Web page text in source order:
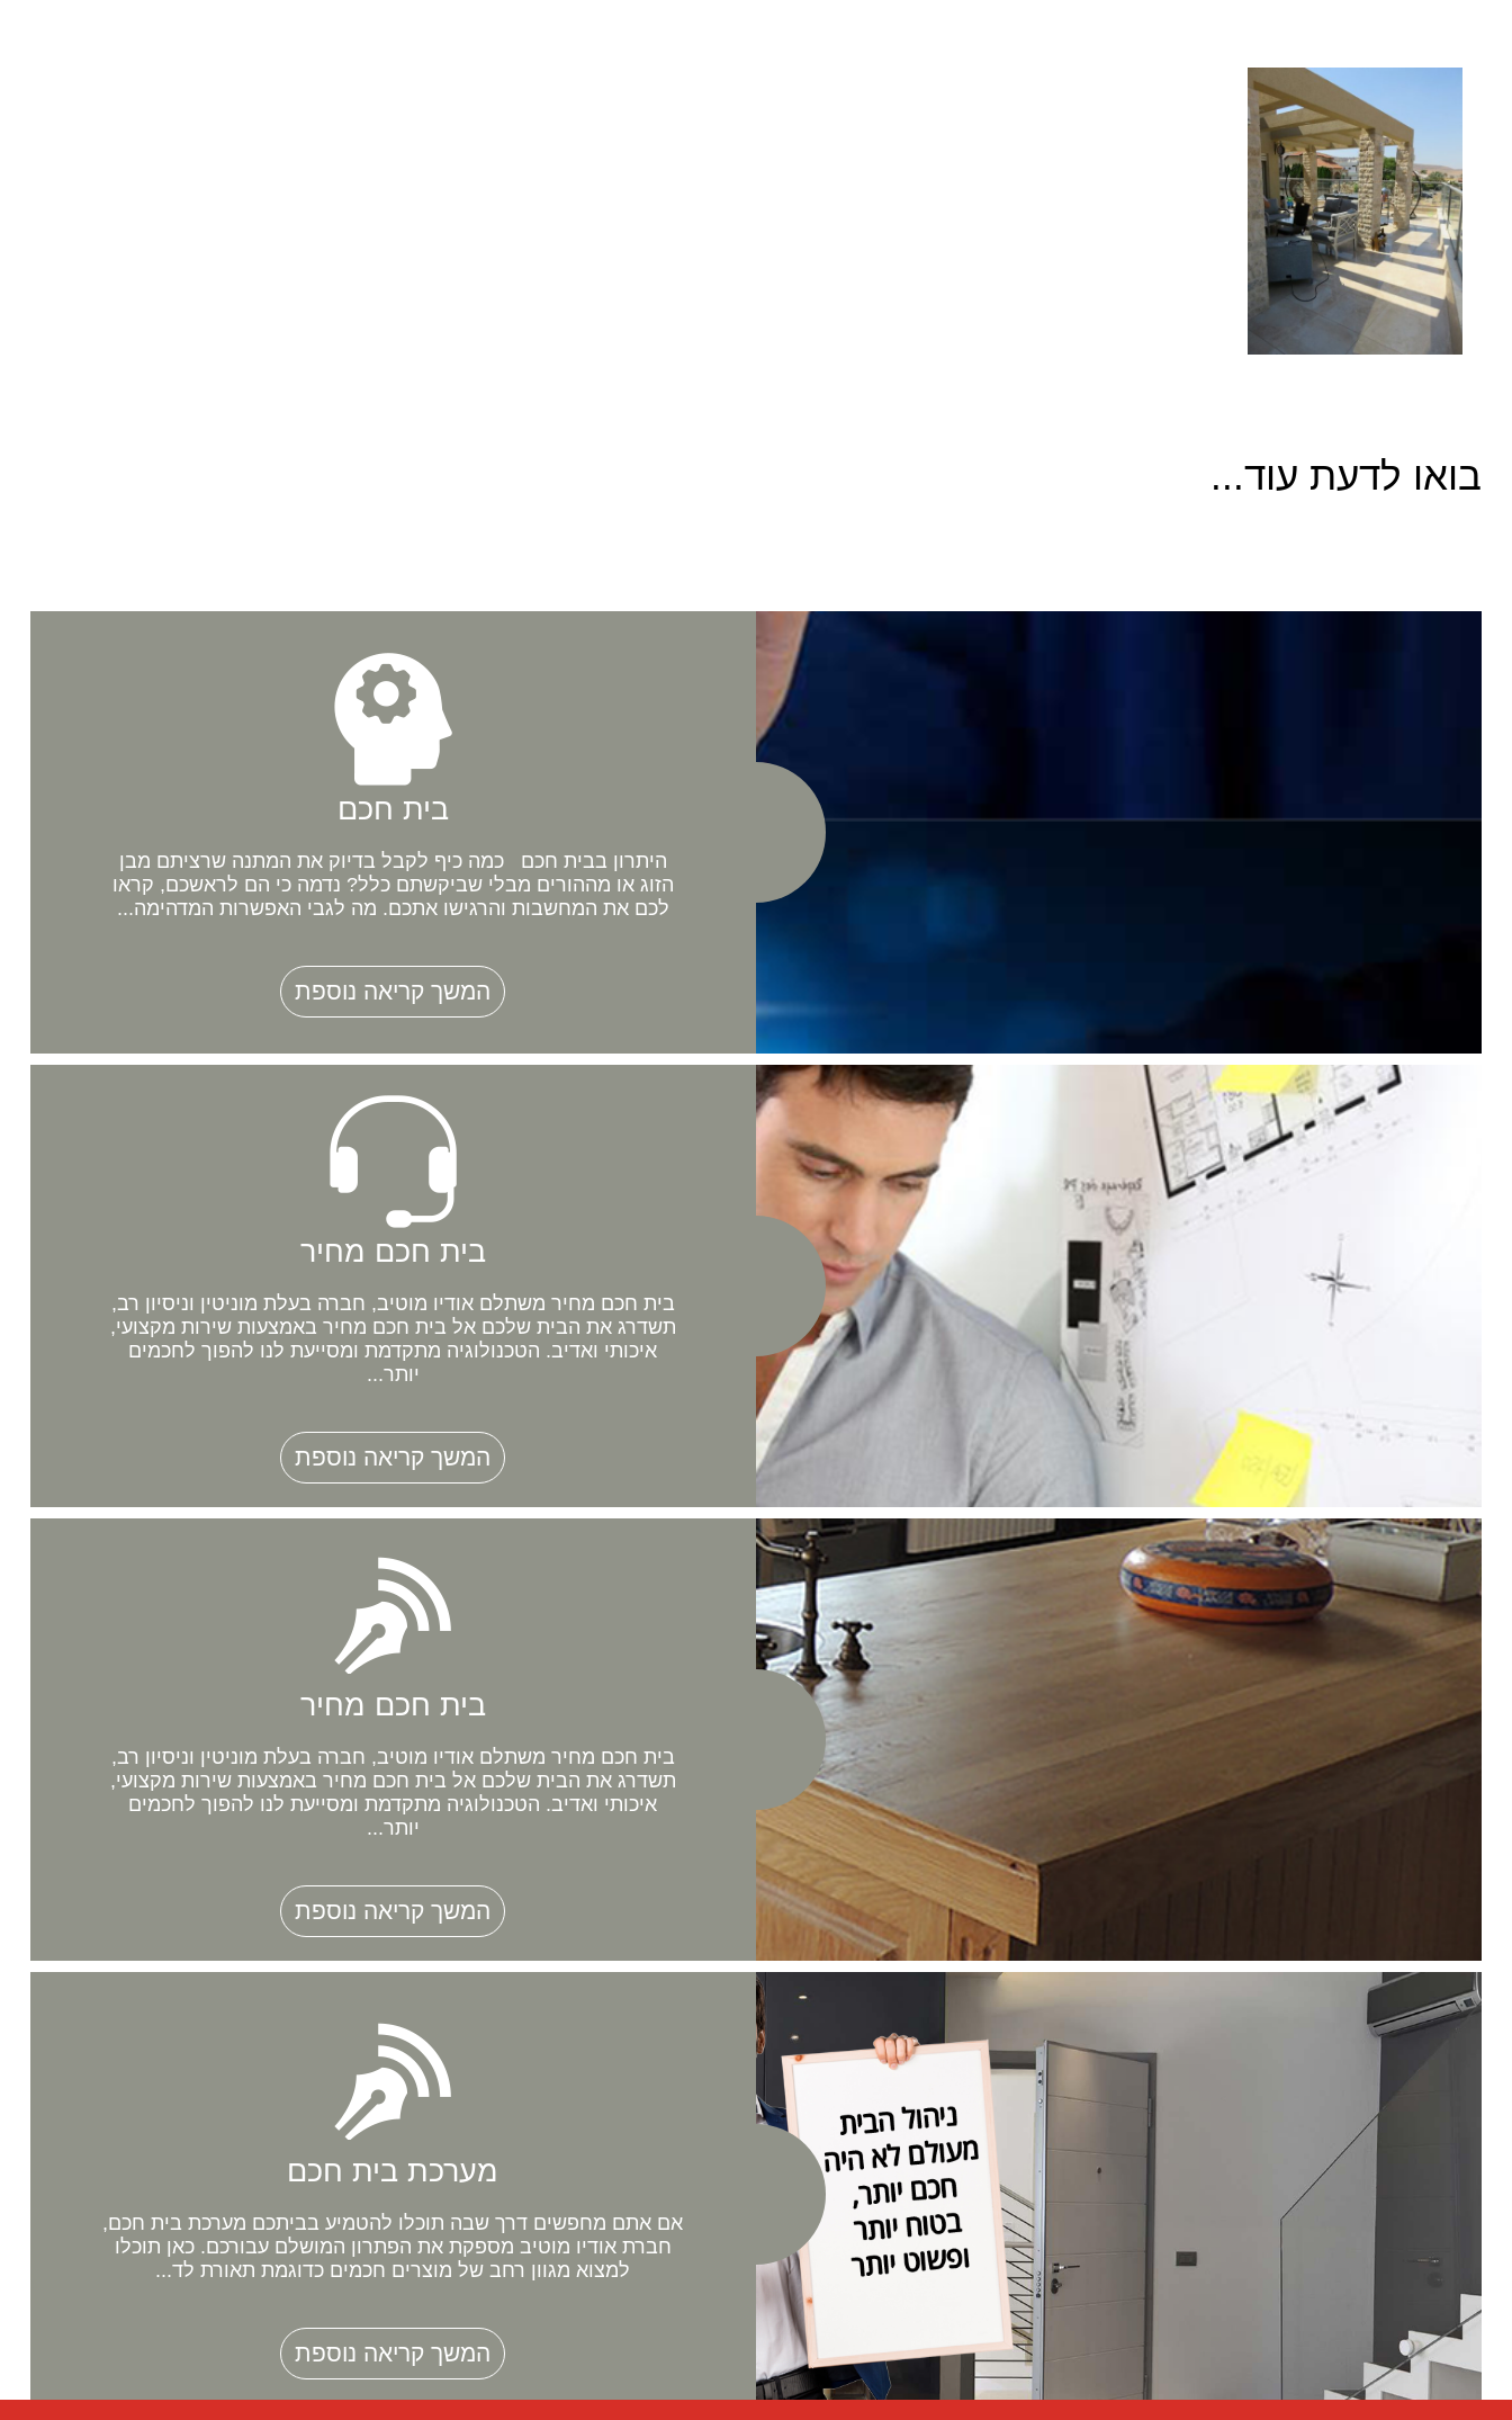
בואו לדעת עוד...
בית חכם
היתרון בבית חכם כמה כיף לקבל בדיוק את המתנה שרציתם מבן
הזוג או מההורים מבלי שביקשתם כלל? נדמה כי הם לראשכם, קראו
לכם את המחשבות והרגישו אתכם. מה לגבי האפשרות המדהימה...
המשך קריאה נוספת
בית חכם מחיר
בית חכם מחיר משתלם אודיו מוטיב, חברה בעלת מוניטין וניסיון רב,
תשדרג את הבית שלכם אל בית חכם מחיר באמצעות שירות מקצועי,
איכותי ואדיב. הטכנולוגיה מתקדמת ומסייעת לנו להפוך לחכמים
יותר...
המשך קריאה נוספת
בית חכם מחיר
בית חכם מחיר משתלם אודיו מוטיב, חברה בעלת מוניטין וניסיון רב,
תשדרג את הבית שלכם אל בית חכם מחיר באמצעות שירות מקצועי,
איכותי ואדיב. הטכנולוגיה מתקדמת ומסייעת לנו להפוך לחכמים
יותר...
המשך קריאה נוספת
מערכת בית חכם
אם אתם מחפשים דרך שבה תוכלו להטמיע בביתכם מערכת בית חכם,
חברת אודיו מוטיב מספקת את הפתרון המושלם עבורכם. כאן תוכלו
למצוא מגוון רחב של מוצרים חכמים כדוגמת תאורת לד...
המשך קריאה נוספת